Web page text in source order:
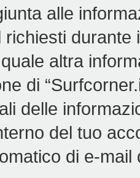
alle
richiesti
quale altra
di
delle
del tuo
di e-mail